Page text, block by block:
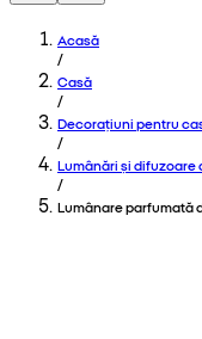
Acasă
/
Casă
/
Decorațiuni pentru
/
Lumânări și difuzoare
/
Lumânare parfumată